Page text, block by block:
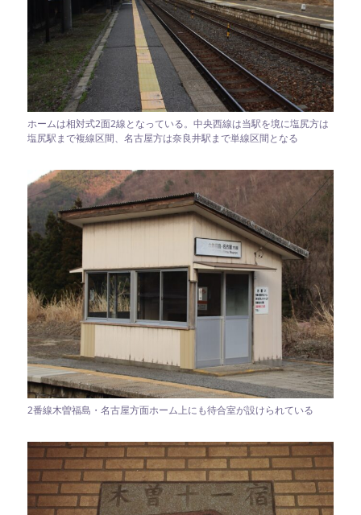
ホームは相対式2面2線となっている。中央西線は当駅を境に塩尻方は
塩尻駅まで複線区間、名古屋方は奈良井駅まで単線区間となる
2番線木曽福島・名古屋方面ホーム上にも待合室が設けられている